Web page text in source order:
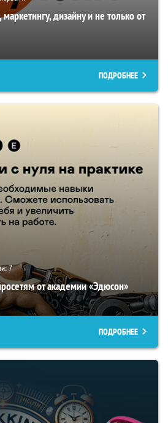
дизайну и не только от
ПОДРОБНЕЕ
7
от академии «Эдюсон»
ПОДРОБНЕЕ